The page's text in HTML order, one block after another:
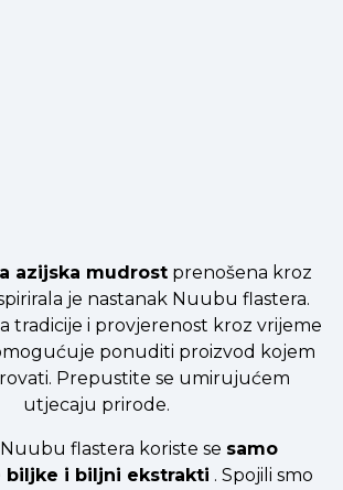
azijska mudrost prenošena kroz
je nastanak Nuubu flastera.
tradicije i provjerenost kroz vrijeme
ponuditi proizvod kojem
Prepustite se umirujućem
utjecaju prirode.
flastera koriste se samo
biljke i biljni ekstrakti . Spojili smo